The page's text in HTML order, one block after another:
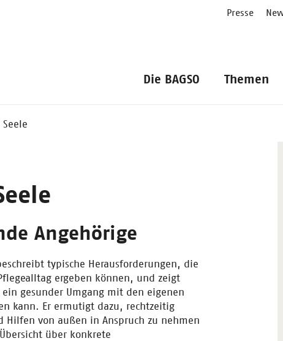
Presse
Die BAGSO Themen
Angehörige
typische Herausforderungen, die
ergeben können, und zeigt
gesunder Umgang mit den eigenen
kann. Er ermutigt dazu, rechtzeitig
Hilfen von außen in Anspruch zu nehmen
über konkrete